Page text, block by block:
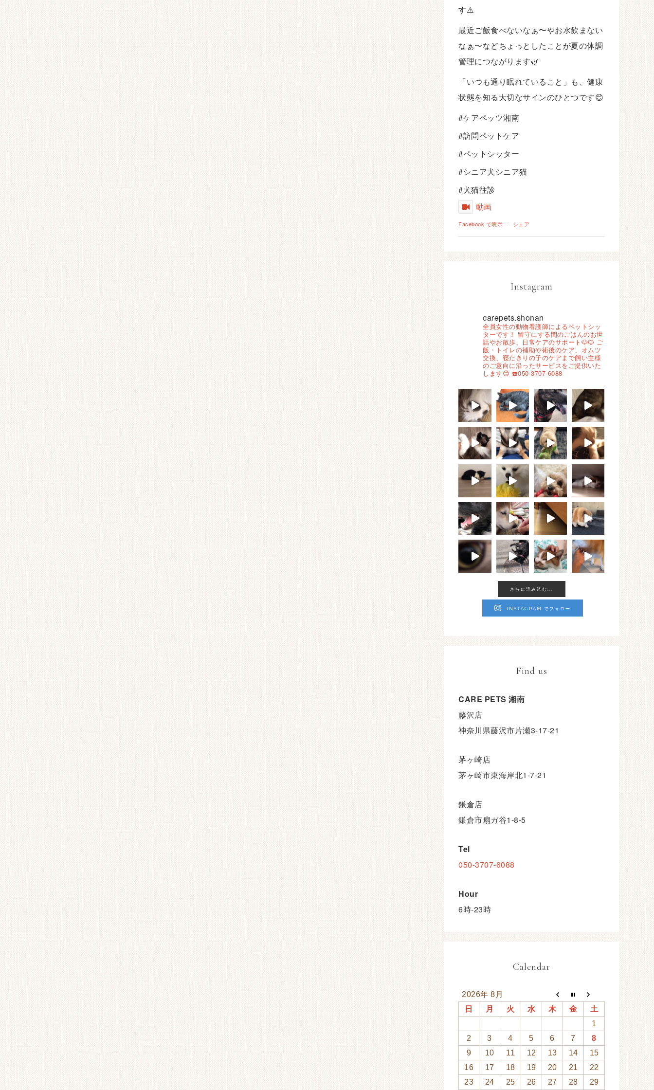
す⚠️
最近ご飯食べないなぁ〜やお水飲まない
なぁ〜などちょっとしたことが夏の体調
管理につながります🌿
「いつも通り眠れていること」も、健康
状態を知る大切なサインのひとつです😊
#ケアペッツ湘南
#訪問ペットケア
#ペットシッター
#シニア犬シニア猫
#犬猫往診
動画
Facebook で表示 · シェア
Instagram
carepets.shonan
全員女性の動物看護師によるペットシッ
ターです！ 留守にする間のごはんのお世
話やお散歩、日常ケアのサポート🐶🐱 ご
飯・トイレの補助や術後のケア、オムツ
交換、寝たきりの子のケアまで飼い主様
のご意向に沿ったサービスをご提供いた
します😊 ☎️050-3707-6088
さらに読み込む...
INSTAGRAM でフォロー
Find us
CARE PETS 湘南
藤沢店
神奈川県藤沢市片瀬3-17-21
茅ヶ崎店
茅ヶ崎市東海岸北1-7-21
鎌倉店
鎌倉市扇ガ谷1-8-5
Tel
050-3707-6088
Hour
6時-23時
Calendar
2026年 8月
日
月 火 水 木 金
土
1
2
3 4 5 6 7
8
9
10 11 12 13 14
15
16
17 18 19 20 21
22
23
24 25 26 27 28 29